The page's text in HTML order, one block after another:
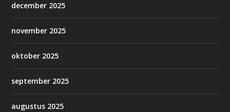
december 2025
november 2025
oktober 2025
september 2025
augustus 2025